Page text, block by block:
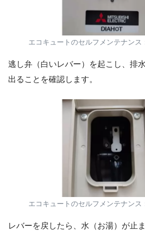
エコキュートのセルフメンテナンス
逃し弁（白いレバー）を起こし、排
出ることを確認します。
エコキュートのセルフメンテナンス
レバーを戻したら、水（お湯）が止